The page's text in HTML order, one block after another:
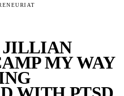
JILLIAN
MY WAY